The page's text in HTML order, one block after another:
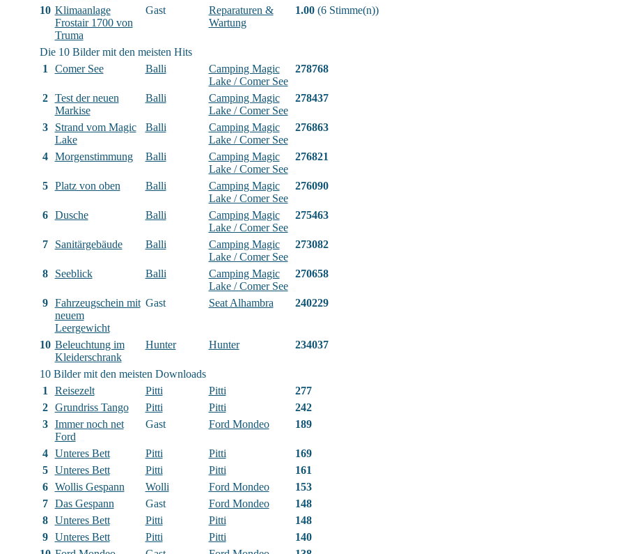
10 Klimaanlage
Frostair 1700 von
Truma
Gast
Reparaturen &
Wartung
1.00(6 Stimme(n))
Die 10 Bilder mit den meisten Hits
1
Comer See Balli
Camping Magic
Lake / Comer See
278768
2
Test der neuen
Markise
Balli
Camping Magic
Lake / Comer See
278437
3
Strand vom Magic
Lake
Balli
Camping Magic
Lake / Comer See
276863
4 Morgenstimmung Balli
Camping Magic
Lake / Comer See
276821
5 Platz von oben Balli
Camping Magic
Lake / Comer See
276090
6 Dusche Balli
Camping Magic
Lake / Comer See
275463
7 Sanitärgebäude Balli
Camping Magic
Lake / Comer See
273082
8 Seeblick Balli
Camping Magic
Lake / Comer See
270658
9
Fahrzeugschein mit
neuem
Leergewicht
Gast Seat Alhambra 240229
10 Beleuchtung im
Kleiderschrank
Hunter Hunter 234037
10 Bilder mit den meisten Downloads
1
Reisezelt Pitti Pitti
277
2
Grundriss Tango Pitti Pitti
242
3
Immer noch net
Ford
Gast Ford Mondeo 189
4 Unteres Bett Pitti Pitti
169
5
Unteres Bett Pitti Pitti
161
6
Wollis Gespann Wolli Ford Mondeo
153
7
Das Gespann Gast Ford Mondeo
148
8
Unteres Bett Pitti Pitti
148
9
Unteres Bett Pitti Pitti
140